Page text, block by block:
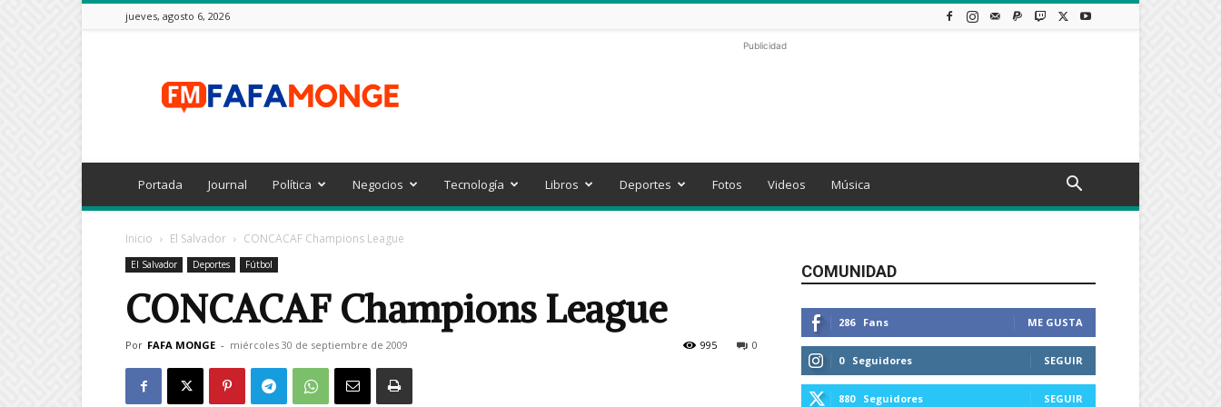
jueves, agosto 6, 2026
Publicidad
Portada Journal Política Negocios Tecnología Libros Deportes Fotos Videos Música
Inicio El Salvador CONCACAF Champions League
El Salvador Deportes Fútbol
CONCACAF Champions League
Por FAFA MONGE - miércoles 30 de septiembre de 2009 0
995
COMUNIDAD
286 Fans ME GUSTA
0 Seguidores SEGUIR
880 Seguidores SEGUIR